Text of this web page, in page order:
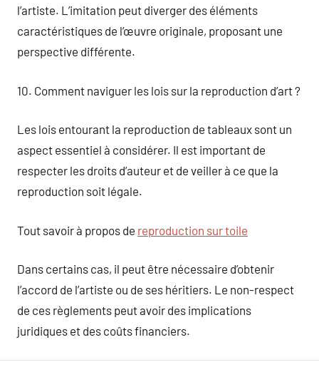
l’artiste. L’imitation peut diverger des éléments
caractéristiques de l’œuvre originale, proposant une
perspective différente.
10. Comment naviguer les lois sur la reproduction d’art ?
Les lois entourant la reproduction de tableaux sont un
aspect essentiel à considérer. Il est important de
respecter les droits d’auteur et de veiller à ce que la
reproduction soit légale.
Tout savoir à propos de reproduction sur toile
Dans certains cas, il peut être nécessaire d’obtenir
l’accord de l’artiste ou de ses héritiers. Le non-respect
de ces règlements peut avoir des implications
juridiques et des coûts financiers.